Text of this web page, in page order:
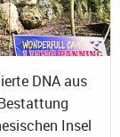
DNA aus
Insel